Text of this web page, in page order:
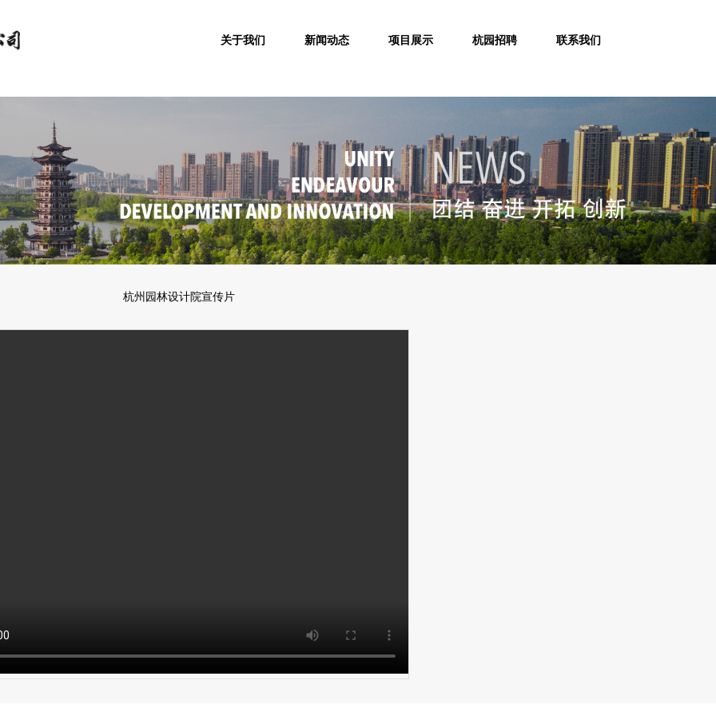
关于我们 新闻动态 项目展示 杭园招聘 联系我们
杭州园林设计院宣传片